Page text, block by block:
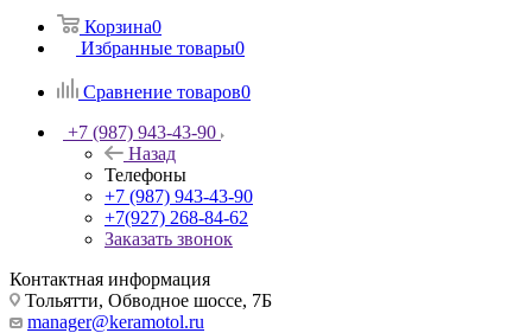
Корзина0
Избранные товары0
Сравнение товаров0
+7 (987) 943-43-90
Назад
Телефоны
+7 (987) 943-43-90
+7(927) 268-84-62
Заказать звонок
Контактная информация
Тольятти, Обводное шоссе, 7Б
manager@keramotol.ru